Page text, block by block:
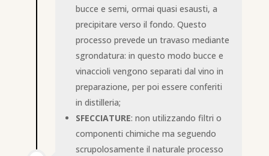
bucce e semi, ormai quasi esausti, a
precipitare verso il fondo. Questo
processo prevede un travaso mediante
sgrondatura: in questo modo bucce e
vinaccioli vengono separati dal vino in
preparazione, per poi essere conferiti
in distilleria;
SFECCIATURE: non utilizzando filtri o
componenti chimiche ma seguendo
scrupolosamente il naturale processo